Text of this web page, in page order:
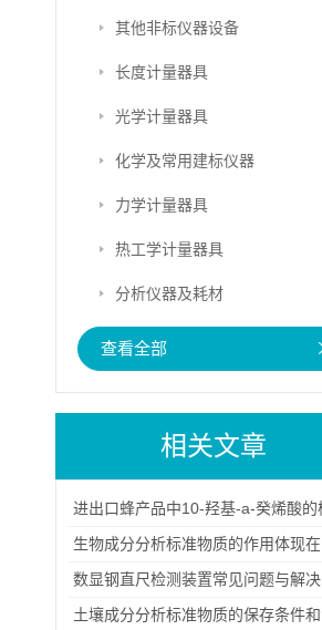
其他非标仪器设备
长度计量器具
光学计量器具
化学及常用建标仪器
力学计量器具
热工学计量器具
分析仪器及耗材
查看全部
相关文章
数显钢直尺检测装置常见问题与解决